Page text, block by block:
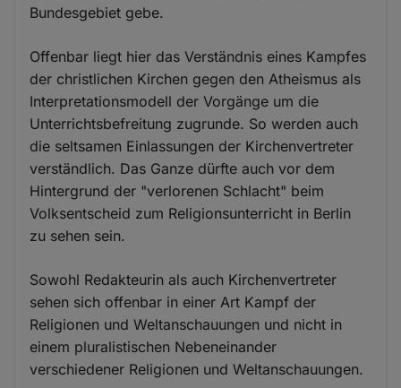
Bundesgebiet gebe.
Offenbar liegt hier das Verständnis eines Kampfes
der christlichen Kirchen gegen den Atheismus als
Interpretationsmodell der Vorgänge um die
Unterrichtsbefreitung zugrunde. So werden auch
die seltsamen Einlassungen der Kirchenvertreter
verständlich. Das Ganze dürfte auch vor dem
Hintergrund der "verlorenen Schlacht" beim
Volksentscheid zum Religionsunterricht in Berlin
zu sehen sein.
Sowohl Redakteurin als auch Kirchenvertreter
sehen sich offenbar in einer Art Kampf der
Religionen und Weltanschauungen und nicht in
einem pluralistischen Nebeneinander
verschiedener Religionen und Weltanschauungen.